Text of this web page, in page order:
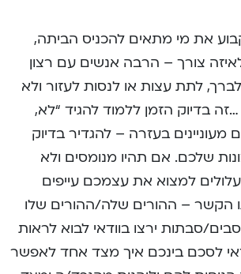
את מי מתאים להכניס הביתה,
צורך – הרבה אנשים עם רצון
לתת עצות או לנסות לעזור ולא
בדיוק הזמן ללמוד להגיד “לא,
בעזרה – להגדיר בדיוק
שלכם. אם תהיו מנומסים ולא
למצוא את עצמכם עייפים
הקשר – ההורים שלה/ההורים שלו
סבתות ירצו בוודאי לבוא לראות
לסכם בינכם איך מצד אחד לאפשר